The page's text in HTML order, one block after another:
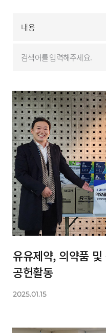
고객지원
유유제약, 의약품
공헌활동
2025.01.15